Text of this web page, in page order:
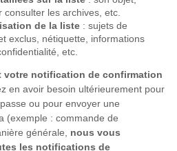
les archives, etc.
de la liste : sujets de
exclus, nétiquette, informations
etc.
votre notification de confirmation
en avoir besoin ultérieurement pour
ou pour envoyer une
(exemple : commande de
générale, nous vous
les notifications de